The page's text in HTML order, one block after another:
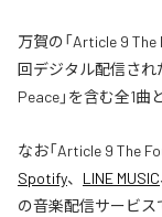
万賀の「Article 9
回デジタル配信され
Peace」を含む全1曲
なお「Article 9 The
Spotify、 LINE MUSIC
の音楽配信サービス